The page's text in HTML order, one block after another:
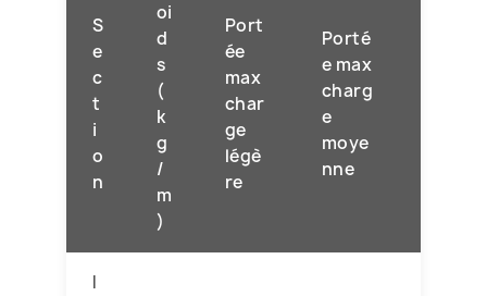
S
e
c
t
i
o
n
oi
d
s
(
k
g
/
m
)
Port
ée
max
char
ge
légè
re
Porté
e max
charg
e
moye
nne
I